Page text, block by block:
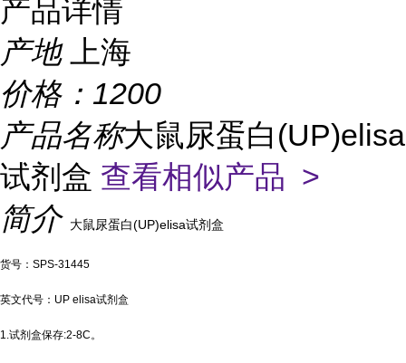
产品详情
产地
上海
价格： 1200
产品名称大鼠尿蛋白(UP)elisa
试剂盒 查看相似产品 >
简介
大鼠尿蛋白(UP)elisa试剂盒
货号：SPS-31445
英文代号：UP elisa试剂盒
1.试剂盒保存:2-8C。